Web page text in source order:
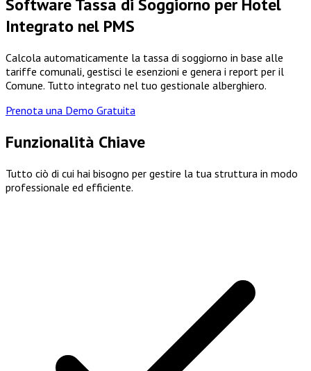
Software Tassa di Soggiorno per Hotel
Integrato nel PMS
Calcola automaticamente la tassa di soggiorno in base alle
tariffe comunali, gestisci le esenzioni e genera i report per il
Comune. Tutto integrato nel tuo gestionale alberghiero.
Prenota una Demo Gratuita
Funzionalità Chiave
Tutto ciò di cui hai bisogno per gestire la tua struttura in modo
professionale ed efficiente.